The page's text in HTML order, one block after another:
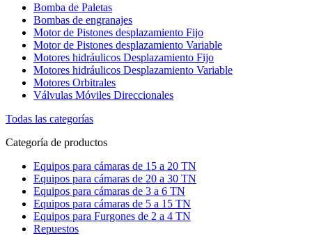
Bomba de Paletas
Bombas de engranajes
Motor de Pistones desplazamiento Fijo
Motor de Pistones desplazamiento Variable
Motores hidráulicos Desplazamiento Fijo
Motores hidráulicos Desplazamiento Variable
Motores Orbitrales
Válvulas Móviles Direccionales
Todas las categorías
Categoría de productos
Equipos para cámaras de 15 a 20 TN
Equipos para cámaras de 20 a 30 TN
Equipos para cámaras de 3 a 6 TN
Equipos para cámaras de 5 a 15 TN
Equipos para Furgones de 2 a 4 TN
Repuestos